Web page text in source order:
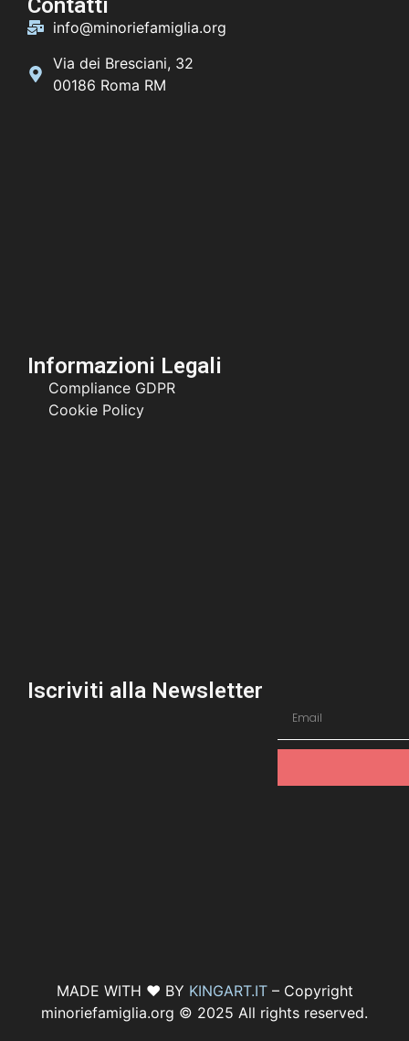
Contatti
info@minoriefamiglia.org
Via dei Bresciani, 32
00186 Roma RM
Informazioni Legali
Compliance GDPR
Cookie Policy
Iscriviti alla Newsletter
MADE WITH ♥ BY KINGART.IT– Copyright
minoriefamiglia.org © 2025 All rights reserved.